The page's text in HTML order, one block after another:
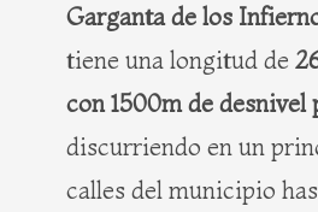
Garganta de los
tiene una longitud de
con 1500m de desnivel
discurriendo en un
calles del municipio